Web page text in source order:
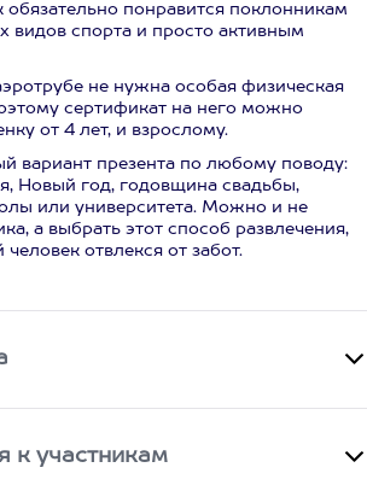
обязательно понравится поклонникам
видов спорта и просто активным
не нужна особая физическая
сертификат на него можно
от 4 лет, и взрослому.
вариант презента по любому поводу:
Новый год, годовщина свадьбы,
или университета. Можно и не
а выбрать этот способ развлечения,
отвлекся от забот.
к участникам